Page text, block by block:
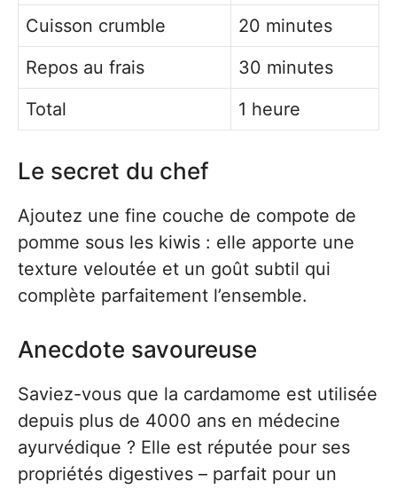
Cuisson crumble
20 minutes
Repos au frais
30 minutes
Total
1 heure
Le secret du chef
Ajoutez une fine couche de compote de
pomme sous les kiwis : elle apporte une
texture veloutée et un goût subtil qui
complète parfaitement l’ensemble.
Anecdote savoureuse
Saviez-vous que la cardamome est utilisée
depuis plus de 4000 ans en médecine
ayurvédique ? Elle est réputée pour ses
propriétés digestives – parfait pour un